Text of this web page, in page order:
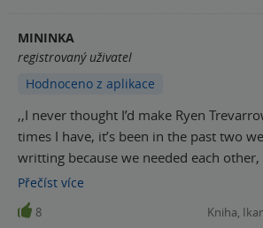
MININKA
registrovaný uživatel
Hodnoceno z aplikace
,,I never thought I’d make Ryen
times I have, it’s been in the past two
writting because we needed each other,
the other one’s life better. But even
years, it took no time for me to break what
Přečíst více
8 Kniha,